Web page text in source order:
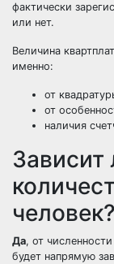
фактически
или нет.
Величина
именно:
от
от
наличия
Зависит
человек?
Да, от
будет напрямую